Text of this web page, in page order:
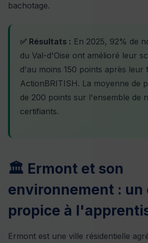
bachotage.
✅ Résultats : En 2025, 92% de
du Val-d'Oise ont amélioré leur
d'au moins 150 points après leur
ActionBRITISH. La moyenne de
de 200 points sur l'ensemble de
certifiants.
🏛️ Ermont et son
environnement : un
propice à
Ermont est une ville résidentielle